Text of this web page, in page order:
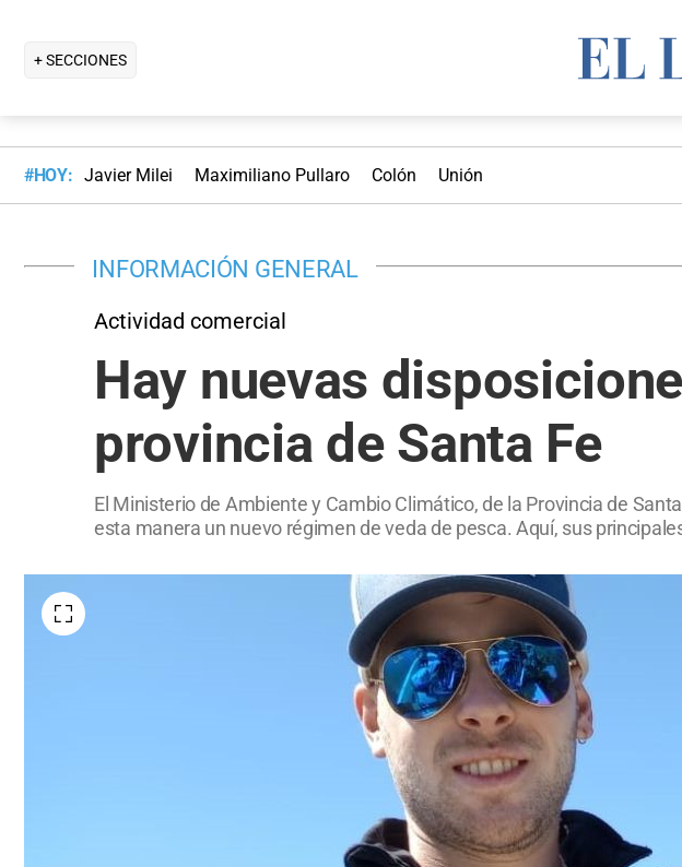
+ SECCIONES
#HOY: Javier Milei Maximiliano Pullaro Colón Unión
INFORMACIÓN GENERAL
Actividad comercial
Hay nuevas
provincia de Santa Fe
El Ministerio de Ambiente y Cambio Climático, de la Provincia de
esta manera un nuevo régimen de veda de pesca. Aquí, sus